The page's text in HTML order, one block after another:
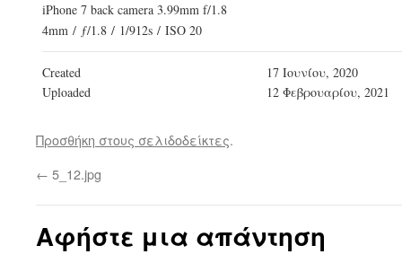
iPhone 7 back camera 3.99mm f/1.8
4mm / ƒ/1.8 / 1/912s / ISO 20
Created
17 Ιουνίου, 2020
Uploaded
12 Φεβρουαρίου, 2021
Προσθήκη στους σελιδοδείκτες.
← 5_12.jpg
Αφήστε μια απάντηση